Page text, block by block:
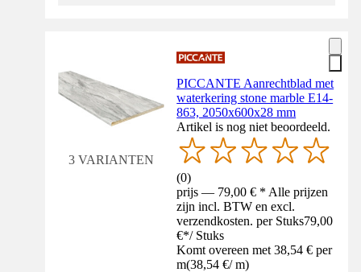
3 VARIANTEN
PICCANTE Aanrechtblad met
waterkering stone marble E14-
863, 2050x600x28 mm
Artikel is nog niet beoordeeld.
(0)
prijs — 79,00 € * Alle prijzen
zijn incl. BTW en excl.
verzendkosten. per Stuks79,00
€*/ Stuks
Komt overeen met 38,54 € per
m(38,54 €/ m)